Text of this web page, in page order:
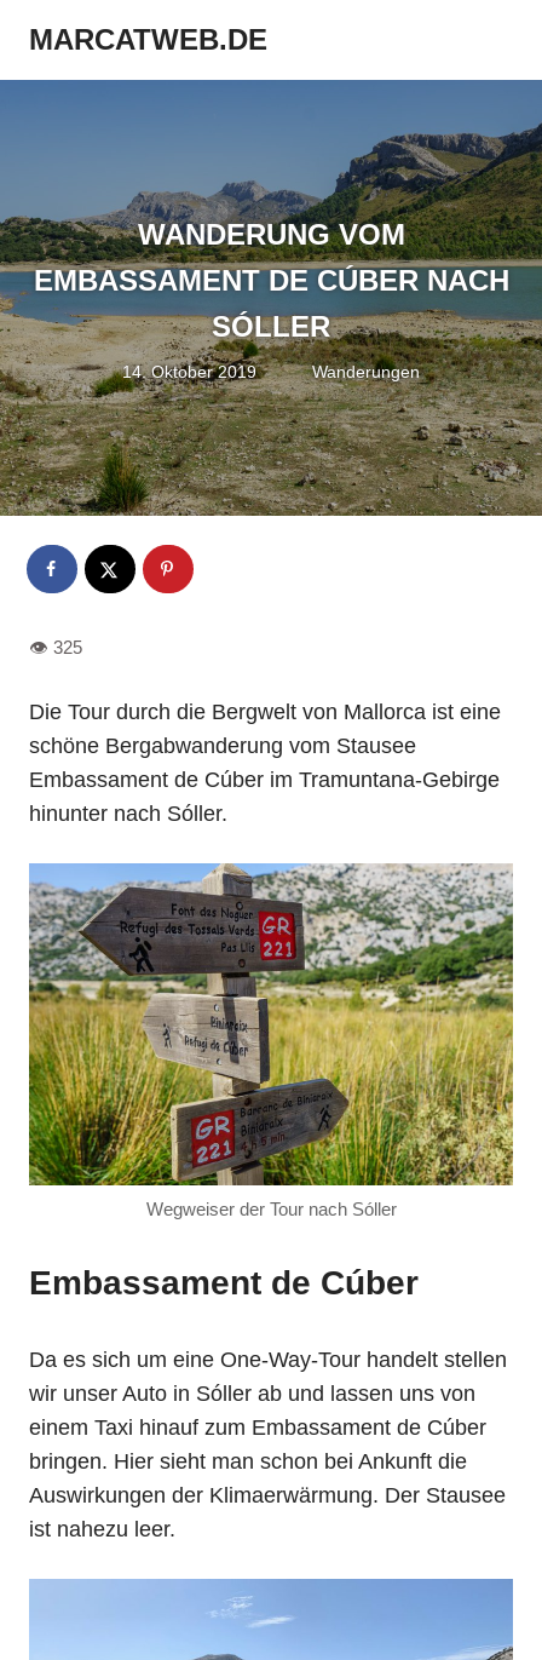
InhaltMARCATWEB.DE
Fotografie
WANDERUNG VOM
EMBASSAMENT DE CÚBER NACH
SÓLLER
14. Oktober 2019 Marc
Wanderungen
Die Tour durch die Bergwelt von Mallorca ist eine
schöne Bergabwanderung vom Stausee
Embassament de Cúber im Tramuntana-Gebirge
hinunter nach Sóller.
Wegweiser der Tour nach Sóller
Embassament de Cúber
Da es sich um eine One-Way-Tour handelt stellen
wir unser Auto in Sóller ab und lassen uns von
einem Taxi hinauf zum Embassament de Cúber
bringen. Hier sieht man schon bei Ankunft die
Auswirkungen der Klimaerwärmung. Der Stausee
ist nahezu leer.